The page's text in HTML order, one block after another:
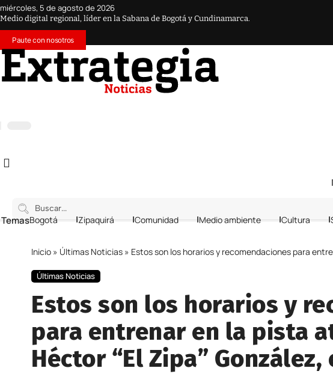
miércoles, 5 de agosto de 2026
Medio digital regional, líder en la Sabana de Bogotá y Cundinamarca.
Paute con nosotros
Bogotá Zipaquirá Comunidad Medio ambiente Cultura
Inicio » Últimas Noticias » Estos son los horarios y recomendaciones para entrenar en la
Últimas Noticias
Estos son los horarios y
para entrenar en la pista
Héctor “El Zipa”